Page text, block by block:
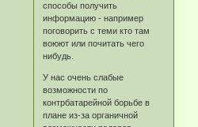
способы получить
информацию - например
поговорить с теми кто там
воюют или почитать чего
нибудь.
У нас очень слабые
возможности по
контрбатарейной борьбе в
плане из-за органичной